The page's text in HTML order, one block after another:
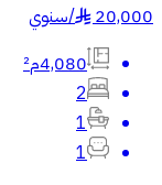
20,000
§
/سنوي
4,080م²
2
1
1